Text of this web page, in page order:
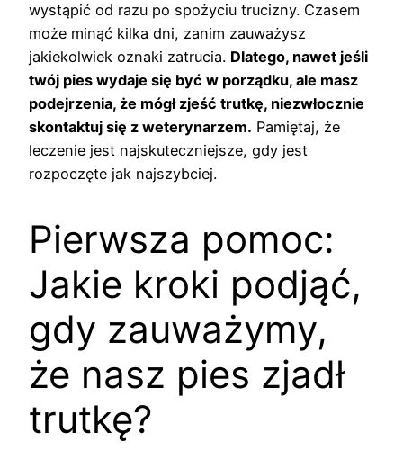
wystąpić od razu po spożyciu trucizny. Czasem
może minąć kilka dni, zanim zauważysz
jakiekolwiek oznaki zatrucia. Dlatego, nawet jeśli
twój pies wydaje się być w porządku, ale masz
podejrzenia, że mógł zjeść trutkę, niezwłocznie
skontaktuj się z weterynarzem. Pamiętaj, że
leczenie jest najskuteczniejsze, gdy jest
rozpoczęte jak najszybciej.
Pierwsza pomoc:
Jakie kroki podjąć,
gdy zauważymy,
że nasz pies zjadł
trutkę?